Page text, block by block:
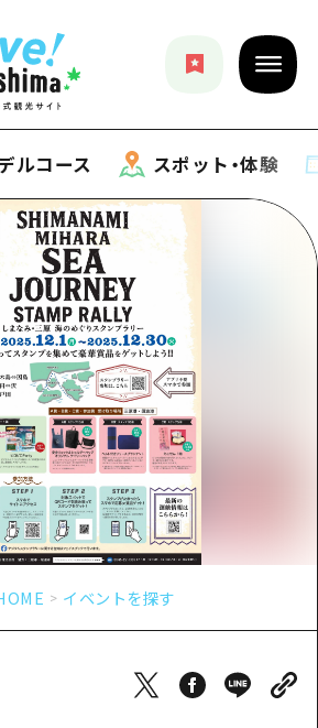
ルコース スポット・体験
一覧
すめ
ント・祭り
メ・酒
クリング
ッピング
トライフ
産
コース
ルコース一覧
Hiroshima 公式ガイド
もしもトラベル
らしい非日常
市周辺
ト・体験
ット・体験一覧
市周辺
辺
ト
ち情報
ス
交通まとめ
イベントを探す